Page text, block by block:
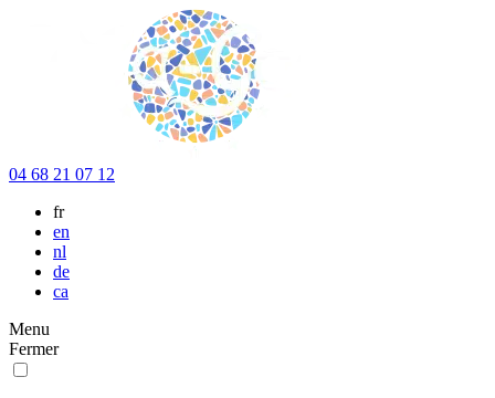
04 68 21 07 12
fr
en
nl
de
ca
Menu
Fermer